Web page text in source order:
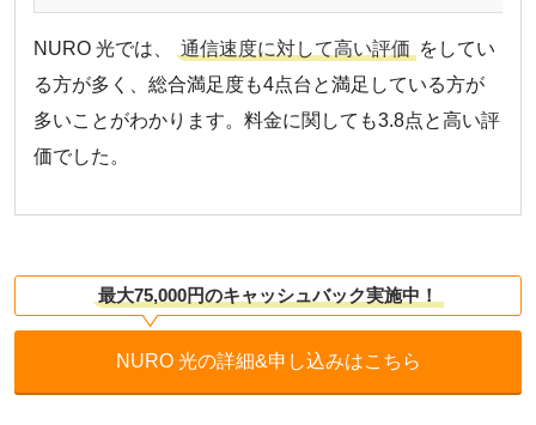
NURO 光では、 通信速度に対して高い評価 をしてい
る方が多く、総合満足度も4点台と満足している方が
多いことがわかります。料金に関しても3.8点と高い評
価でした。
最大75,000円のキャッシュバック実施中！
NURO 光の詳細&申し込みはこちら